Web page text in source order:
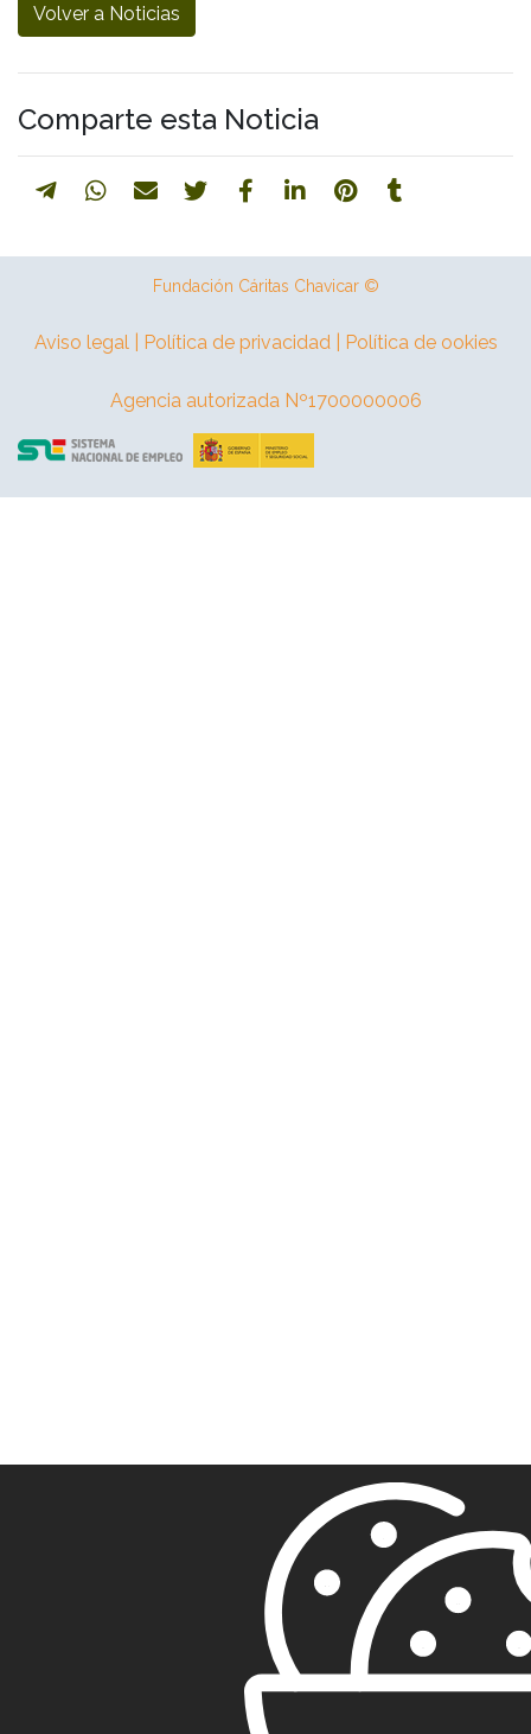
Volver a Noticias
Comparte esta Noticia
Fundación Cáritas Chavicar ©
Aviso legal | Política de privacidad | Política de ookies
Agencia autorizada Nº1700000006